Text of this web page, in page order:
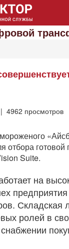
4962 просмотров
отбора
Suite.
на
Складская
ролей в